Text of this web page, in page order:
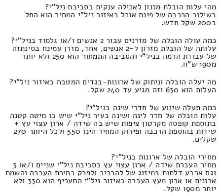
מהי עלות הובלת מזנון לאכילה ענקית בסביבת ניל"י?
בשילוב הרכבה של פינת אוכל באיזור ניל"י המחיר הוא החל
ב200 שקל חדש.
כמה עולה הובלה של מזרנים עבור 2 אנשים ו/או גלמוד בניל"י?
עלותה של הובלת מזרון ל-2 אנשים, אחד, מזרן עמינח בסינתזה
של עבודת הרמה בניל"י והסביבה התמחור הוא 250 ולא יותר
מ190 ש"ח.
מה יעלה הובלה וניתוק של ארונות-בגדים המטבח באיזור ניל"י?
העלות הוא 630 וזה מגיע עד 240 שקל.
כמה תעלה שינוע של חדרי שינה בניל"י?
עלות הובלה של חדר לינה ושינה בעיר ניל"י שיש בו מיטה קטנה
בתוספת קופסה מקרטון ציפות שיש בה שידה / ארון עצוי עץ +
שידות בהוספת הרכבה ופירוק המחיר הינו 550 ולכל היותר 270
שקלים.
מחירי הובלה של ארונות בניל"י?
מחיר העברת שידה / ארון עצוי עץ בסביבת ניל"י שניים ו/או 3
וגם ארבע דלתות במיזוג של להרכיב ולפרק בחירת העברה והשמת
ארונית או ארון מעץ העברה באיזור ניל"י התעריף הוא 330 ולא
יותר מ190 שקל.